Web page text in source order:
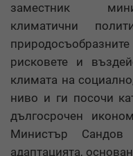
заместник
климатични
рисковете и
климата на
ниво и ги посочи
дългосрочен
Министър
адаптацията,